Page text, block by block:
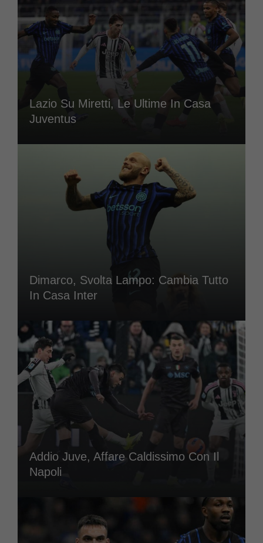
Lazio Su Miretti, Le Ultime In Casa
Juventus
Dimarco, Svolta Lampo: Cambia Tutto
In Casa Inter
Addio Juve, Affare Caldissimo Con Il
Napoli